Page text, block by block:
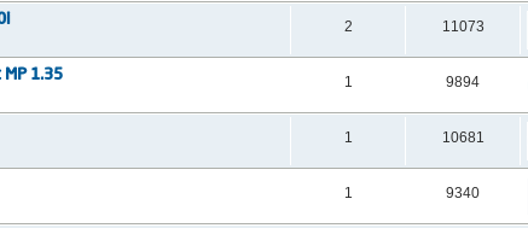
2 11073
1.35 1 9894
1 10681
1 9340